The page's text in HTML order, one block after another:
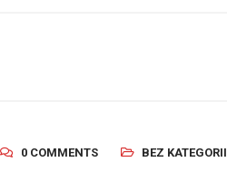
0 COMMENTS BEZ KATEGORII